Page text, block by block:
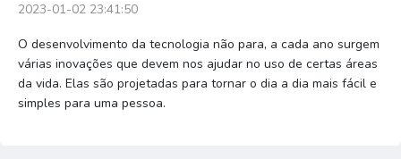
2023-01-02 23:41:50
O desenvolvimento da tecnologia não para, a cada ano surgem
várias inovações que devem nos ajudar no uso de certas áreas
da vida. Elas são projetadas para tornar o dia a dia mais fácil e
simples para uma pessoa.